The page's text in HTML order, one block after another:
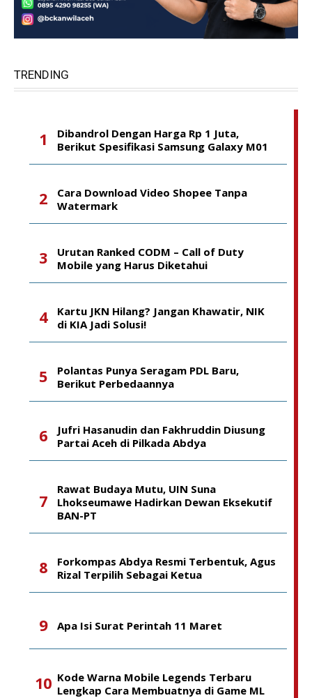
TRENDING
Dibandrol Dengan Harga Rp 1 Juta,
Berikut Spesifikasi Samsung Galaxy M01
Cara Download Video Shopee Tanpa
Watermark
Urutan Ranked CODM – Call of Duty
Mobile yang Harus Diketahui
Kartu JKN Hilang? Jangan Khawatir, NIK
di KIA Jadi Solusi!
Polantas Punya Seragam PDL Baru,
Berikut Perbedaannya
Jufri Hasanudin dan Fakhruddin Diusung
Partai Aceh di Pilkada Abdya
Rawat Budaya Mutu, UIN Suna
Lhokseumawe Hadirkan Dewan Eksekutif
BAN-PT
Forkompas Abdya Resmi Terbentuk, Agus
Rizal Terpilih Sebagai Ketua
Apa Isi Surat Perintah 11 Maret
Kode Warna Mobile Legends Terbaru
Lengkap Cara Membuatnya di Game ML